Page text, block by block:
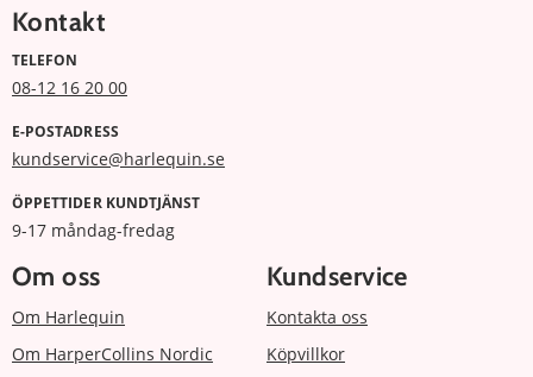
Kontakt
TELEFON
08-12 16 20 00
E-POSTADRESS
kundservice@harlequin.se
ÖPPETTIDER KUNDTJÄNST
9-17 måndag-fredag
Om oss
Om Harlequin
Om HarperCollins Nordic
Kundservice
Kontakta oss
Köpvillkor